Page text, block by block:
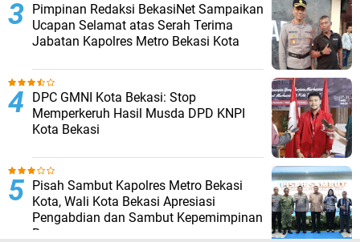
Pimpinan Redaksi BekasiNet Sampaikan
Ucapan Selamat atas Serah Terima
Jabatan Kapolres Metro Bekasi Kota
DPC GMNI Kota Bekasi: Stop
Memperkeruh Hasil Musda DPD KNPI
Kota Bekasi
Pisah Sambut Kapolres Metro Bekasi
Kota, Wali Kota Bekasi Apresiasi
Pengabdian dan Sambut Kepemimpinan
Baru